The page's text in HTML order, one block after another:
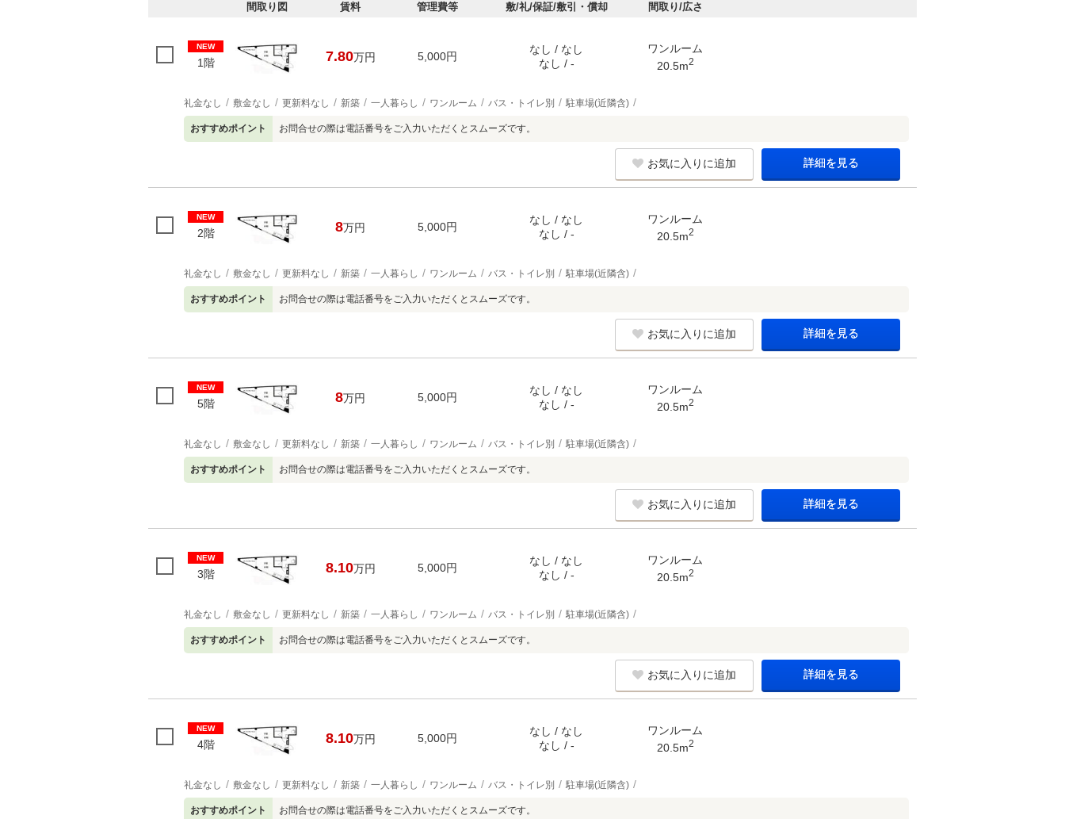
間取り図 賃料 管理費等 敷/礼/保証/敷引・償却 間取り/広さ
NEW
1階 7.80万円 5,000円
なし / なし
なし / -
ワンルーム
20.5m2
礼金なし 敷金なし 更新料なし 新築 一人暮らし ワンルーム バス・トイレ別 駐車場(近隣含)
おすすめポイント お問合せの際は電話番号をご入力いただくとスムーズです。
お気に入りに追加 詳細を見る
NEW
2階 8万円 5,000円
なし / なし
なし / -
ワンルーム
20.5m2
礼金なし 敷金なし 更新料なし 新築 一人暮らし ワンルーム バス・トイレ別 駐車場(近隣含)
おすすめポイント お問合せの際は電話番号をご入力いただくとスムーズです。
お気に入りに追加 詳細を見る
NEW
5階 8万円 5,000円
なし / なし
なし / -
ワンルーム
20.5m2
礼金なし 敷金なし 更新料なし 新築 一人暮らし ワンルーム バス・トイレ別 駐車場(近隣含)
おすすめポイント お問合せの際は電話番号をご入力いただくとスムーズです。
お気に入りに追加 詳細を見る
NEW
3階 8.10万円 5,000円
なし / なし
なし / -
ワンルーム
20.5m2
礼金なし 敷金なし 更新料なし 新築 一人暮らし ワンルーム バス・トイレ別 駐車場(近隣含)
おすすめポイント お問合せの際は電話番号をご入力いただくとスムーズです。
お気に入りに追加 詳細を見る
NEW
4階 8.10万円 5,000円
なし / なし
なし / -
ワンルーム
20.5m2
礼金なし 敷金なし 更新料なし 新築 一人暮らし ワンルーム バス・トイレ別 駐車場(近隣含)
おすすめポイント お問合せの際は電話番号をご入力いただくとスムーズです。